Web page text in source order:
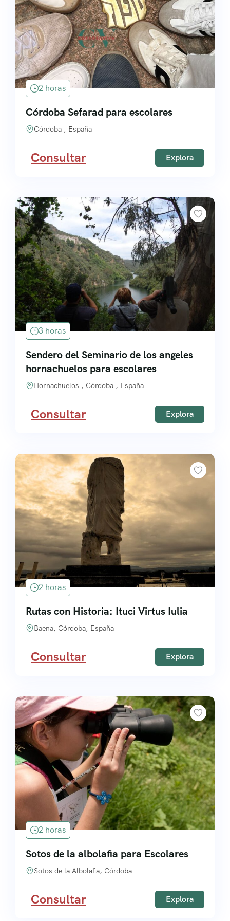
Grupos
2 horas
Córdoba Sefarad para escolares
Córdoba , España
Consultar Explora
3 horas
Sendero del Seminario de los angeles
hornachuelos para escolares
Hornachuelos , Córdoba , España
Consultar Explora
2 horas
Rutas con Historia: Ituci Virtus Iulia
Baena, Córdoba, España
Consultar Explora
2 horas
Sotos de la albolafia para Escolares
Sotos de la Albolafia, Córdoba
Consultar Explora